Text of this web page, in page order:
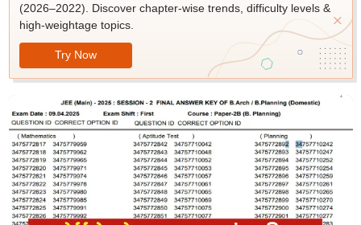
(2026–2022). Discover chapter-wise trends, difficulty levels &
high-weightage topics.
Try Now